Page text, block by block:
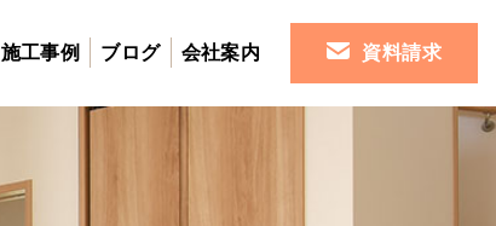
施工事例 ブログ 会社案内 資料請求